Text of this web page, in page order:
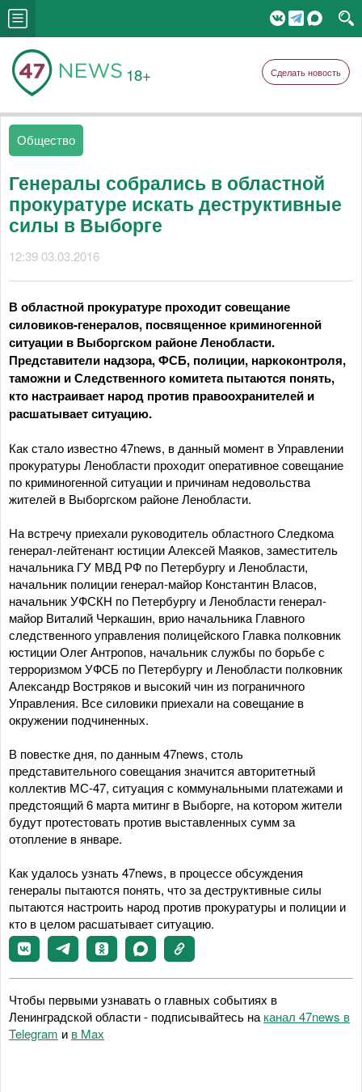
18+ Сделать новость
Общество
Генералы собрались в областной
прокуратуре искать деструктивные
силы в Выборге
12:39 03.03.2016
В областной прокуратуре проходит совещание
силовиков-генералов, посвященное криминогенной
ситуации в Выборгском районе Ленобласти.
Представители надзора, ФСБ, полиции, наркоконтроля,
таможни и Следственного комитета пытаются понять,
кто настраивает народ против правоохранителей и
расшатывает ситуацию.
Как стало известно 47news, в данный момент в Управлении
прокуратуры Ленобласти проходит оперативное совещание
по криминогенной ситуации и причинам недовольства
жителей в Выборгском районе Ленобласти.
На встречу приехали руководитель областного Следкома
генерал-лейтенант юстиции Алексей Маяков, заместитель
начальника ГУ МВД РФ по Петербургу и Ленобласти,
начальник полиции генерал-майор Константин Власов,
начальник УФСКН по Петербургу и Ленобласти генерал-
майор Виталий Черкашин, врио начальника Главного
следственного управления полицейского Главка полковник
юстиции Олег Антропов, начальник службы по борьбе с
терроризмом УФСБ по Петербургу и Ленобласти полковник
Александр Востряков и высокий чин из пограничного
Управления. Все силовики приехали на совещание в
окружении подчиненных.
В повестке дня, по данным 47news, столь
представительного совещания значится авторитетный
коллектив МС-47, ситуация с коммунальными платежами и
предстоящий 6 марта митинг в Выборге, на котором жители
будут протестовать против выставленных сумм за
отопление в январе.
Как удалось узнать 47news, в процессе обсуждения
генералы пытаются понять, что за деструктивные силы
пытаются настроить народ против прокуратуры и полиции и
кто в целом расшатывает ситуацию.
Чтобы первыми узнавать о главных событиях в
Ленинградской области - подписывайтесь на канал 47news в
Telegram и в Maх